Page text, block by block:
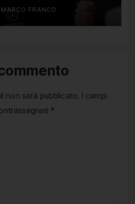
MARCO FRANCO
non sarà pubblicato. I campi
*